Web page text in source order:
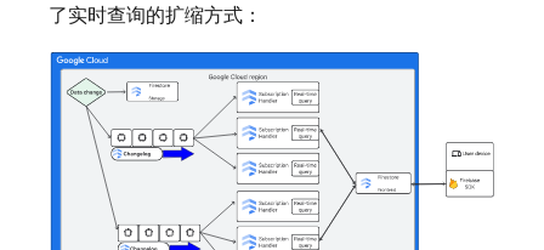
了实时查询的扩缩方式：